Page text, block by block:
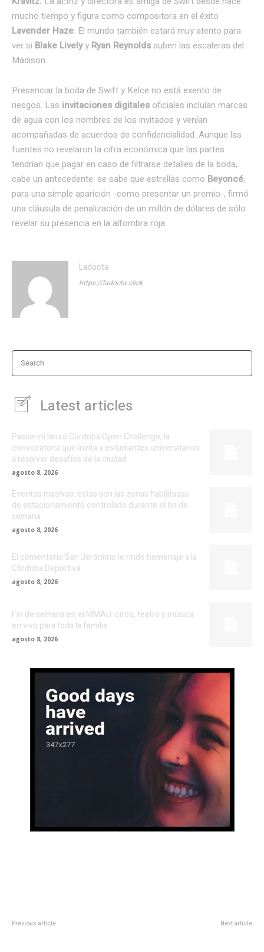
mucho tiempo y figura como compositora en el éxito
Lavender Haze. El mundo también estará muy atento para
ver si Blake Livelyy Ryan Reynoldssuben las escaleras del
Madison.
Presenciar la boda de Swift y Kelce no está exento de
riesgos. Las invitaciones digitales oficiales incluían marcas
de agua con los nombres de los invitados y venían
acompañadas de acuerdos de confidencialidad. Aunque las
fuentes no revelaron la cifra económica que las partes
tendrían que pagar en caso de filtrarse detalles de la boda,
cabe un antecedente: se sabe que estrellas como Beyoncé,
para una simple aparición -como presentar un premio-, firmó
una cláusula de penalización de un millón de dólares de sólo
revelar su presencia en la alfombra roja.
Ladocta
https://ladocta.click
Search
Latest articles
Passerini lanzó Córdoba Open Challenge, la
convocatoria que invita a estudiantes universitarios
a resolver desafíos de la ciudad
agosto 8, 2026
Eventos masivos: estas son las zonas habilitadas
de estacionamiento controlado durante el fin de
semana
agosto 8, 2026
El cementerio San Jerónimo le rinde homenaje a la
Córdoba Deportiva
agosto 8, 2026
Fin de semana en el MMAU: circo, teatro y música
en vivo para toda la familia
agosto 8, 2026
Previous article Next article